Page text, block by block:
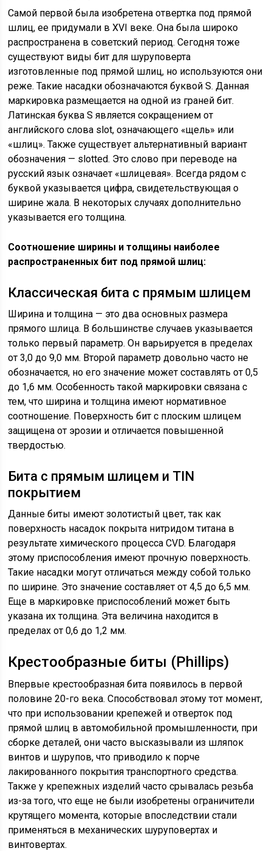
Самой первой была изобретена отвертка под прямой
шлиц, ее придумали в XVI веке. Она была широко
распространена в советский период. Сегодня тоже
существуют виды бит для шуруповерта
изготовленные под прямой шлиц, но используются они
реже. Такие насадки обозначаются буквой S. Данная
маркировка размещается на одной из граней бит.
Латинская буква S является сокращением от
английского слова slot, означающего «щель» или
«шлиц». Также существует альтернативный вариант
обозначения — slotted. Это слово при переводе на
русский язык означает «шлицевая». Всегда рядом с
буквой указывается цифра, свидетельствующая о
ширине жала. В некоторых случаях дополнительно
указывается его толщина.
Соотношение ширины и толщины наиболее
распространенных бит под прямой шлиц:
Классическая бита с прямым шлицем
Ширина и толщина — это два основных размера
прямого шлица. В большинстве случаев указывается
только первый параметр. Он варьируется в пределах
от 3,0 до 9,0 мм. Второй параметр довольно часто не
обозначается, но его значение может составлять от 0,5
до 1,6 мм. Особенность такой маркировки связана с
тем, что ширина и толщина имеют нормативное
соотношение. Поверхность бит с плоским шлицем
защищена от эрозии и отличается повышенной
твердостью.
Бита с прямым шлицем и TIN
покрытием
Данные биты имеют золотистый цвет, так как
поверхность насадок покрыта нитридом титана в
результате химического процесса CVD. Благодаря
этому приспособления имеют прочную поверхность.
Такие насадки могут отличаться между собой только
по ширине. Это значение составляет от 4,5 до 6,5 мм.
Еще в маркировке приспособлений может быть
указана их толщина. Эта величина находится в
пределах от 0,6 до 1,2 мм.
Крестообразные биты (Phillips)
Впервые крестообразная бита появилось в первой
половине 20-го века. Способствовал этому тот момент,
что при использовании крепежей и отверток под
прямой шлиц в автомобильной промышленности, при
сборке деталей, они часто высказывали из шляпок
винтов и шурупов, что приводило к порче
лакированного покрытия транспортного средства.
Также у крепежных изделий часто срывалась резьба
из-за того, что еще не были изобретены ограничители
крутящего момента, которые впоследствии стали
применяться в механических шуруповертах и
винтовертах.